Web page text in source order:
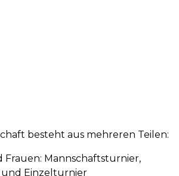
besteht aus mehreren Teilen:
Frauen: Mannschaftsturnier,
Einzelturnier